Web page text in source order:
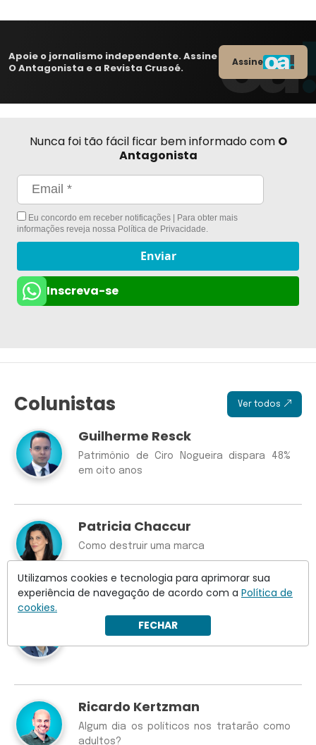
Utilizamos cookies e tecnologia para aprimorar sua
experiência de navegação de acordo com a Política de
cookies.
FECHAR
Apoie o jornalismo independente. Assine
O Antagonista e a Revista Crusoé.
Assine
Nunca foi tão fácil ficar bem informado com O
Antagonista
Eu concordo em receber notificações | Para obter mais
informações reveja nossa Política de Privacidade.
Enviar
Inscreva-se
Colunistas Ver todos
Guilherme Resck
Patrimônio de Ciro Nogueira dispara 48%
em oito anos
Patricia Chaccur
Como destruir uma marca
Rodolfo Borges
Alerta para Lula no Lulômetro
Ricardo Kertzman
Algum dia os políticos nos tratarão como
adultos?